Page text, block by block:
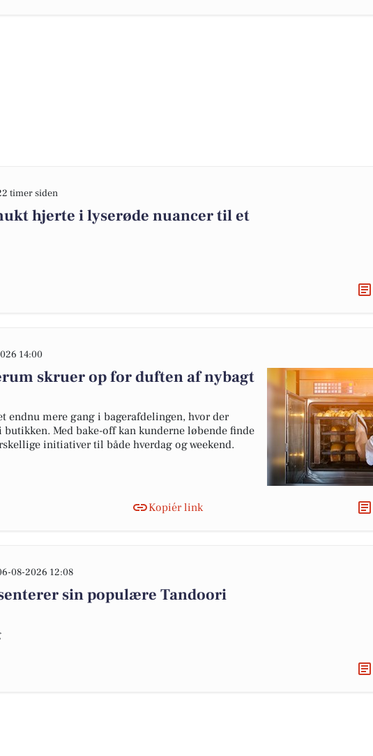
timer siden
hjerte i lyserøde nuancer til et
14:00
skruer op for duften af nybagt
endnu mere gang i bagerafdelingen, hvor der
Med bake-off kan kunderne løbende finde
initiativer til både hverdag og weekend.
Kopiér link
08-2026 12:08
sin populære Tandoori